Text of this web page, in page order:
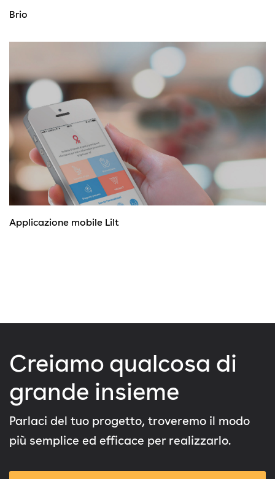
Brio
Applicazione mobile Lilt
Creiamo qualcosa di
grande insieme
Parlaci del tuo progetto, troveremo il modo
più semplice ed efficace per realizzarlo.